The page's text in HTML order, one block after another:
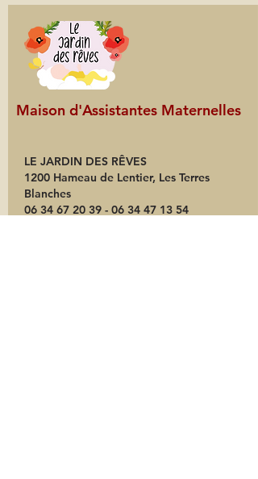
Maison d'Assistantes Maternelles
LE JARDIN DES RÊVES
1200 Hameau de Lentier, Les Terres
Blanches
06 34 67 20 39 - 06 34 47 13 54